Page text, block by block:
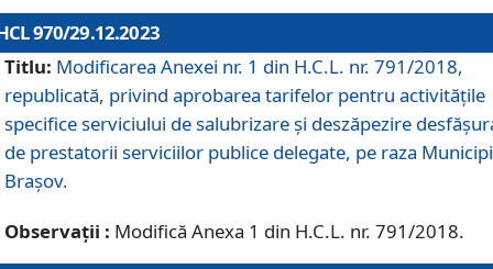
970/29.12.2023
Titlu: Modificarea Anexei nr. 1 din H.C.L. nr. 791/2018,
republicată, privind aprobarea tarifelor pentru activitățile
specifice serviciului de salubrizare și deszăpezire
de prestatorii serviciilor publice delegate, pe raza
Brașov.
Observații : Modifică Anexa 1 din H.C.L. nr. 791/2018.